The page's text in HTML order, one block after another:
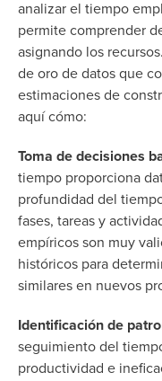
analizar el tiempo
permite comprender
asignando los
de oro de datos que
estimaciones de
aquí cómo:
Toma de decisiones
tiempo proporciona
profundidad del
fases, tareas y
empíricos son muy
históricos para
similares en nuevos
Identificación de
seguimiento del
productividad e